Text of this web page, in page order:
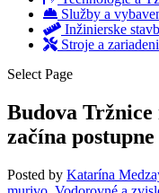
Služby a
Inžinierske
Stroje a
Select Page
Budova Tržnice
začína
Posted by Katarína